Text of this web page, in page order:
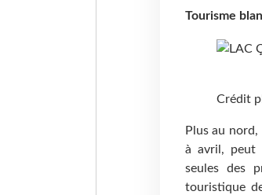
Tourisme
Crédit
Plus au
à avril, peut
seules des
touristique